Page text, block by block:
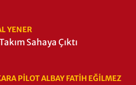
YENER
Sahaya Çıktı
PILOT ALBAY FATIH EĞİLMEZ